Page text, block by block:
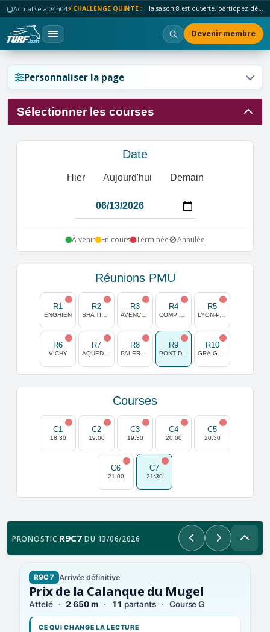
Actualisé à 04h04⚡ CHALLENGE QUINTÉ : la saison 8 est ouverte, participez dès maintenant !
Devenir membre
Personnaliser la page
Sélectionner les courses
Date
Hier Aujourd'hui Demain
À venir En cours Terminée🚫Annulée
Réunions PMU
R1
ENGHIEN
R2 R3 R4 R5
R6
VICHY
R7 R8 R9 R10
Courses
C1
18:30
C2
19:00
C3
19:30
C4
20:00
C5
20:30
C6
21:00
C7
21:30
PRONOSTIC R9C7 DU 13/06/2026 PrécédentSuivant
R9C7 Arrivée définitive
Prix de la Calanque du Mugel
Attelé 2 650 m 11 partants Course G
CE QUI CHANGE LA LECTURE
Réinitialiser l'affichage ?
Réinitialiser